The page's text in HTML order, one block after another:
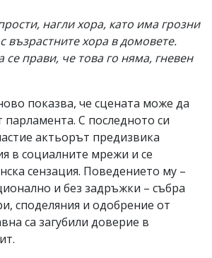
нагли хора, като има грозни
възрастните хора в домовете.
се прави, че това го няма, гневен
показва, че сцената може да
парламента. С последното си
актьорът предизвика
в социалните мрежи и се
сензация. Поведението му –
и без задръжки – събра
споделяния и одобрение от
са загубили доверие в